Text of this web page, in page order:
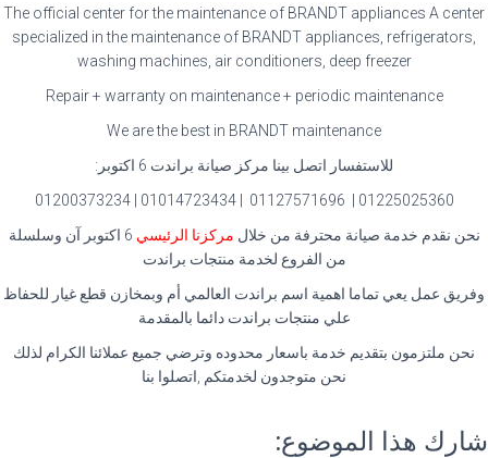
The official center for the maintenance of BRANDT appliances A center
specialized in the maintenance of BRANDT appliances, refrigerators,
washing machines, air conditioners, deep freezer
Repair + warranty on maintenance + periodic maintenance
We are the best in BRANDT maintenance
للاستفسار اتصل بينا مركز صيانة براندت 6 اكتوبر:
01225025360 | 01127571696 | 01014723434 | 01200373234
نحن نقدم خدمة صيانة محترفة من خلال مركزنا الرئيسي
6 اكتوبر آن وسلسلة
من الفروع لخدمة منتجات براندت
وفريق عمل يعي تماما اهمية اسم براندت العالمي أم وبمخازن قطع غيار للحفاظ
علي منتجات براندت دائما بالمقدمة
نحن ملتزمون بتقديم خدمة باسعار محدوده وترضي جميع عملائنا الكرام لذلك
نحن متوجدون لخدمتكم ,اتصلوا بنا
شارك هذا الموضوع: